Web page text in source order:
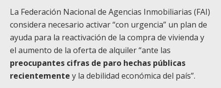
La Federación Nacional de Agencias Inmobiliarias (FAI)
considera necesario activar “con urgencia” un plan de
ayuda para la reactivación de la compra de vivienda y
el aumento de la oferta de alquiler “ante las
preocupantes cifras de paro hechas públicas
recientemente y la debilidad económica del país”.